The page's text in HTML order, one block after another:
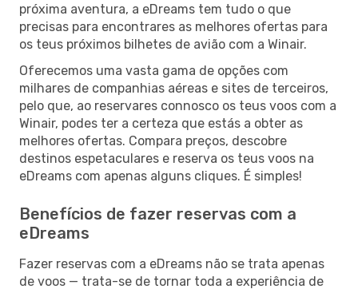
próxima aventura, a eDreams tem tudo o que
precisas para encontrares as melhores ofertas para
os teus próximos bilhetes de avião com a Winair.
Oferecemos uma vasta gama de opções com
milhares de companhias aéreas e sites de terceiros,
pelo que, ao reservares connosco os teus voos com a
Winair, podes ter a certeza que estás a obter as
melhores ofertas. Compara preços, descobre
destinos espetaculares e reserva os teus voos na
eDreams com apenas alguns cliques. É simples!
Benefícios de fazer reservas com a
eDreams
Fazer reservas com a eDreams não se trata apenas
de voos — trata-se de tornar toda a experiência de